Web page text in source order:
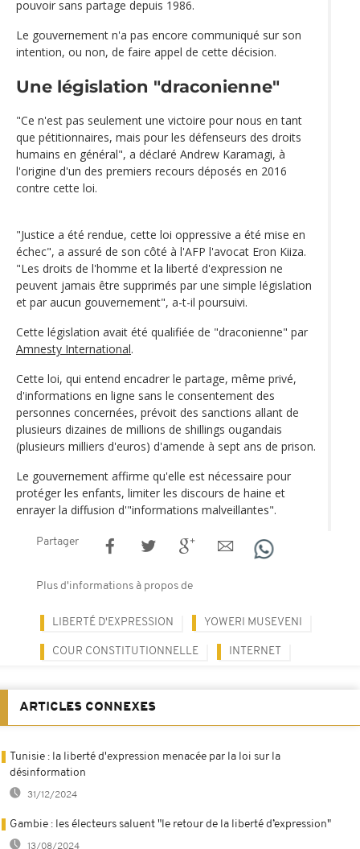
pouvoir sans partage depuis 1986.
Le gouvernement n'a pas encore communiqué sur son
intention, ou non, de faire appel de cette décision.
Une législation "draconienne"
"Ce n'est pas seulement une victoire pour nous en tant
que pétitionnaires, mais pour les défenseurs des droits
humains en général", a déclaré Andrew Karamagi, à
l'origine d'un des premiers recours déposés en 2016
contre cette loi.
"Justice a été rendue, cette loi oppressive a été mise en
échec", a assuré de son côté à l'AFP l'avocat Eron Kiiza.
"Les droits de l'homme et la liberté d'expression ne
peuvent jamais être supprimés par une simple législation
et par aucun gouvernement", a-t-il poursuivi.
Cette législation avait été qualifiée de "draconienne" par
Amnesty International.
Cette loi, qui entend encadrer le partage, même privé,
d'informations en ligne sans le consentement des
personnes concernées, prévoit des sanctions allant de
plusieurs dizaines de millions de shillings ougandais
(plusieurs milliers d'euros) d'amende à sept ans de prison.
Le gouvernement affirme qu'elle est nécessaire pour
protéger les enfants, limiter les discours de haine et
enrayer la diffusion d'"informations malveillantes".
Partager
Plus d'informations à propos de
LIBERTÉ D'EXPRESSION YOWERI MUSEVENI
COUR CONSTITUTIONNELLE INTERNET
ARTICLES CONNEXES
Tunisie : la liberté d'expression menacée par la loi sur la
désinformation
31/12/2024
Gambie : les électeurs saluent "le retour de la liberté d’expression"
13/08/2024